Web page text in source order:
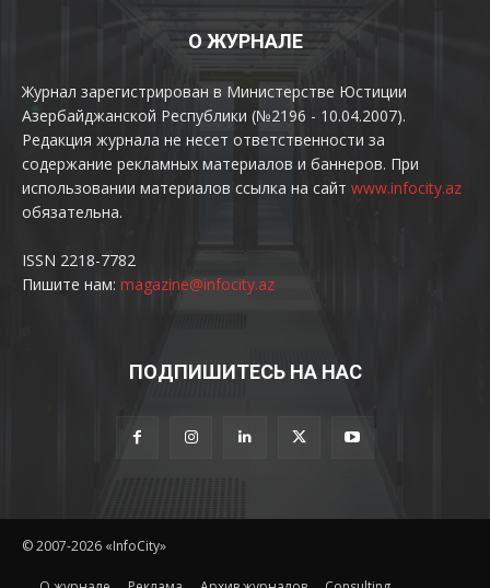
О ЖУРНАЛЕ
Журнал зарегистрирован в Министерстве Юстиции
Азербайджанской Республики (№2196 - 10.04.2007).
Редакция журнала не несет ответственности за
содержание рекламных материалов и баннеров. При
использовании материалов ссылка на сайт www.infocity.az
обязательна.
ISSN 2218-7782
Пишите нам: magazine@infocity.az
ПОДПИШИТЕСЬ НА НАС
© 2007-2026 «InfoCity»